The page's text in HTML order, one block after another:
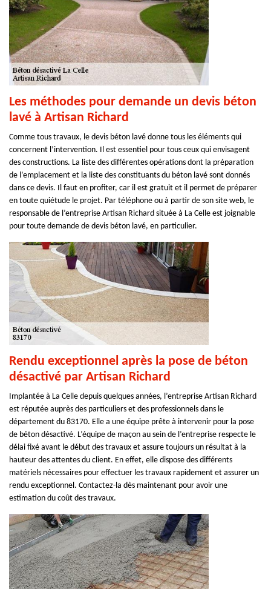
Les méthodes pour demande un devis béton
lavé à Artisan Richard
Comme tous travaux, le devis béton lavé donne tous les éléments qui
concernent l’intervention. Il est essentiel pour tous ceux qui envisagent
des constructions. La liste des différentes opérations dont la préparation
de l’emplacement et la liste des constituants du béton lavé sont donnés
dans ce devis. Il faut en profiter, car il est gratuit et il permet de préparer
en toute quiétude le projet. Par téléphone ou à partir de son site web, le
responsable de l’entreprise Artisan Richard située à La Celle est joignable
pour toute demande de devis béton lavé, en particulier.
Rendu exceptionnel après la pose de béton
désactivé par Artisan Richard
Implantée à La Celle depuis quelques années, l’entreprise Artisan Richard
est réputée auprès des particuliers et des professionnels dans le
département du 83170. Elle a une équipe prête à intervenir pour la pose
de béton désactivé. L’équipe de maçon au sein de l’entreprise respecte le
délai fixé avant le début des travaux et assure toujours un résultat à la
hauteur des attentes du client. En effet, elle dispose des différents
matériels nécessaires pour effectuer les travaux rapidement et assurer un
rendu exceptionnel. Contactez-la dès maintenant pour avoir une
estimation du coût des travaux.